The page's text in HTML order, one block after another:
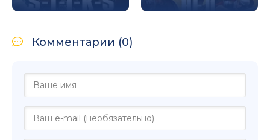
Комментарии (0)